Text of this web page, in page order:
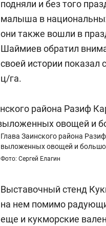
подняли и без того
малыша в
они также вошли в
Шаймиев обратил
своей истории
ц/га.
Глава Заинского района
выложенных овощей и
Фото: Сергей Елагин
Выставочный стенд
на нем помимо
еще и кукморские